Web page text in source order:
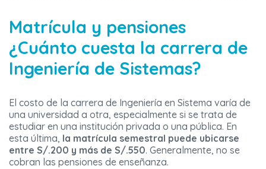
Matrícula y pensiones
¿Cuánto cuesta la carrera de
Ingeniería de Sistemas?
El costo de la carrera de Ingeniería en Sistema varía de
una universidad a otra, especialmente si se trata de
estudiar en una institución privada o una pública. En
esta última, la matrícula semestral puede ubicarse
entre S/.200 y más de S/.550. Generalmente, no se
cobran las pensiones de enseñanza.